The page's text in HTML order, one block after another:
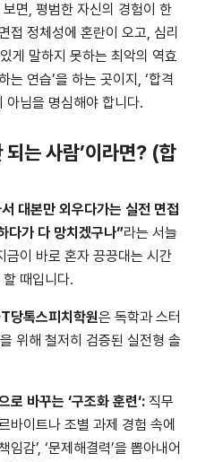
면, 평범한 자신의 경험이 한
접 정체성에 혼란이 오고, 심리
게 말하지 못하는 최악의 역효
는 연습’을 하는 곳이지, ‘합격
아님을 명심해야 합니다.
되는 사람’이라면? (합
대본만 외우다가는 실전 면접
다가 다 망치겠구나”라는 서늘
금이 바로 혼자 끙끙대는 시간
때입니다.
당톡스피치학원은 독학과 스터
위해 철저히 검증된 실전형 솔
로 바꾸는 ‘구조화 훈련‘: 직무
바이트나 조별 과제 경험 속에
임감’, ‘문제해결력’을 뽑아내어